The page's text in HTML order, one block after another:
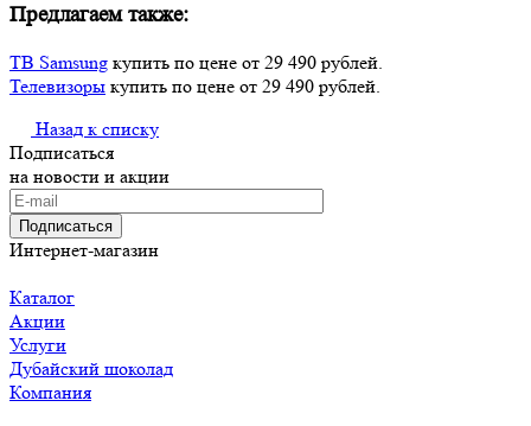
Предлагаем также:
ТВ Samsung купить по цене от 29 490 рублей.
Телевизоры купить по цене от 29 490 рублей.
Назад к списку
Подписаться
на новости и акции
Подписаться
Интернет-магазин
Каталог
Акции
Услуги
Дубайский шоколад
Компания